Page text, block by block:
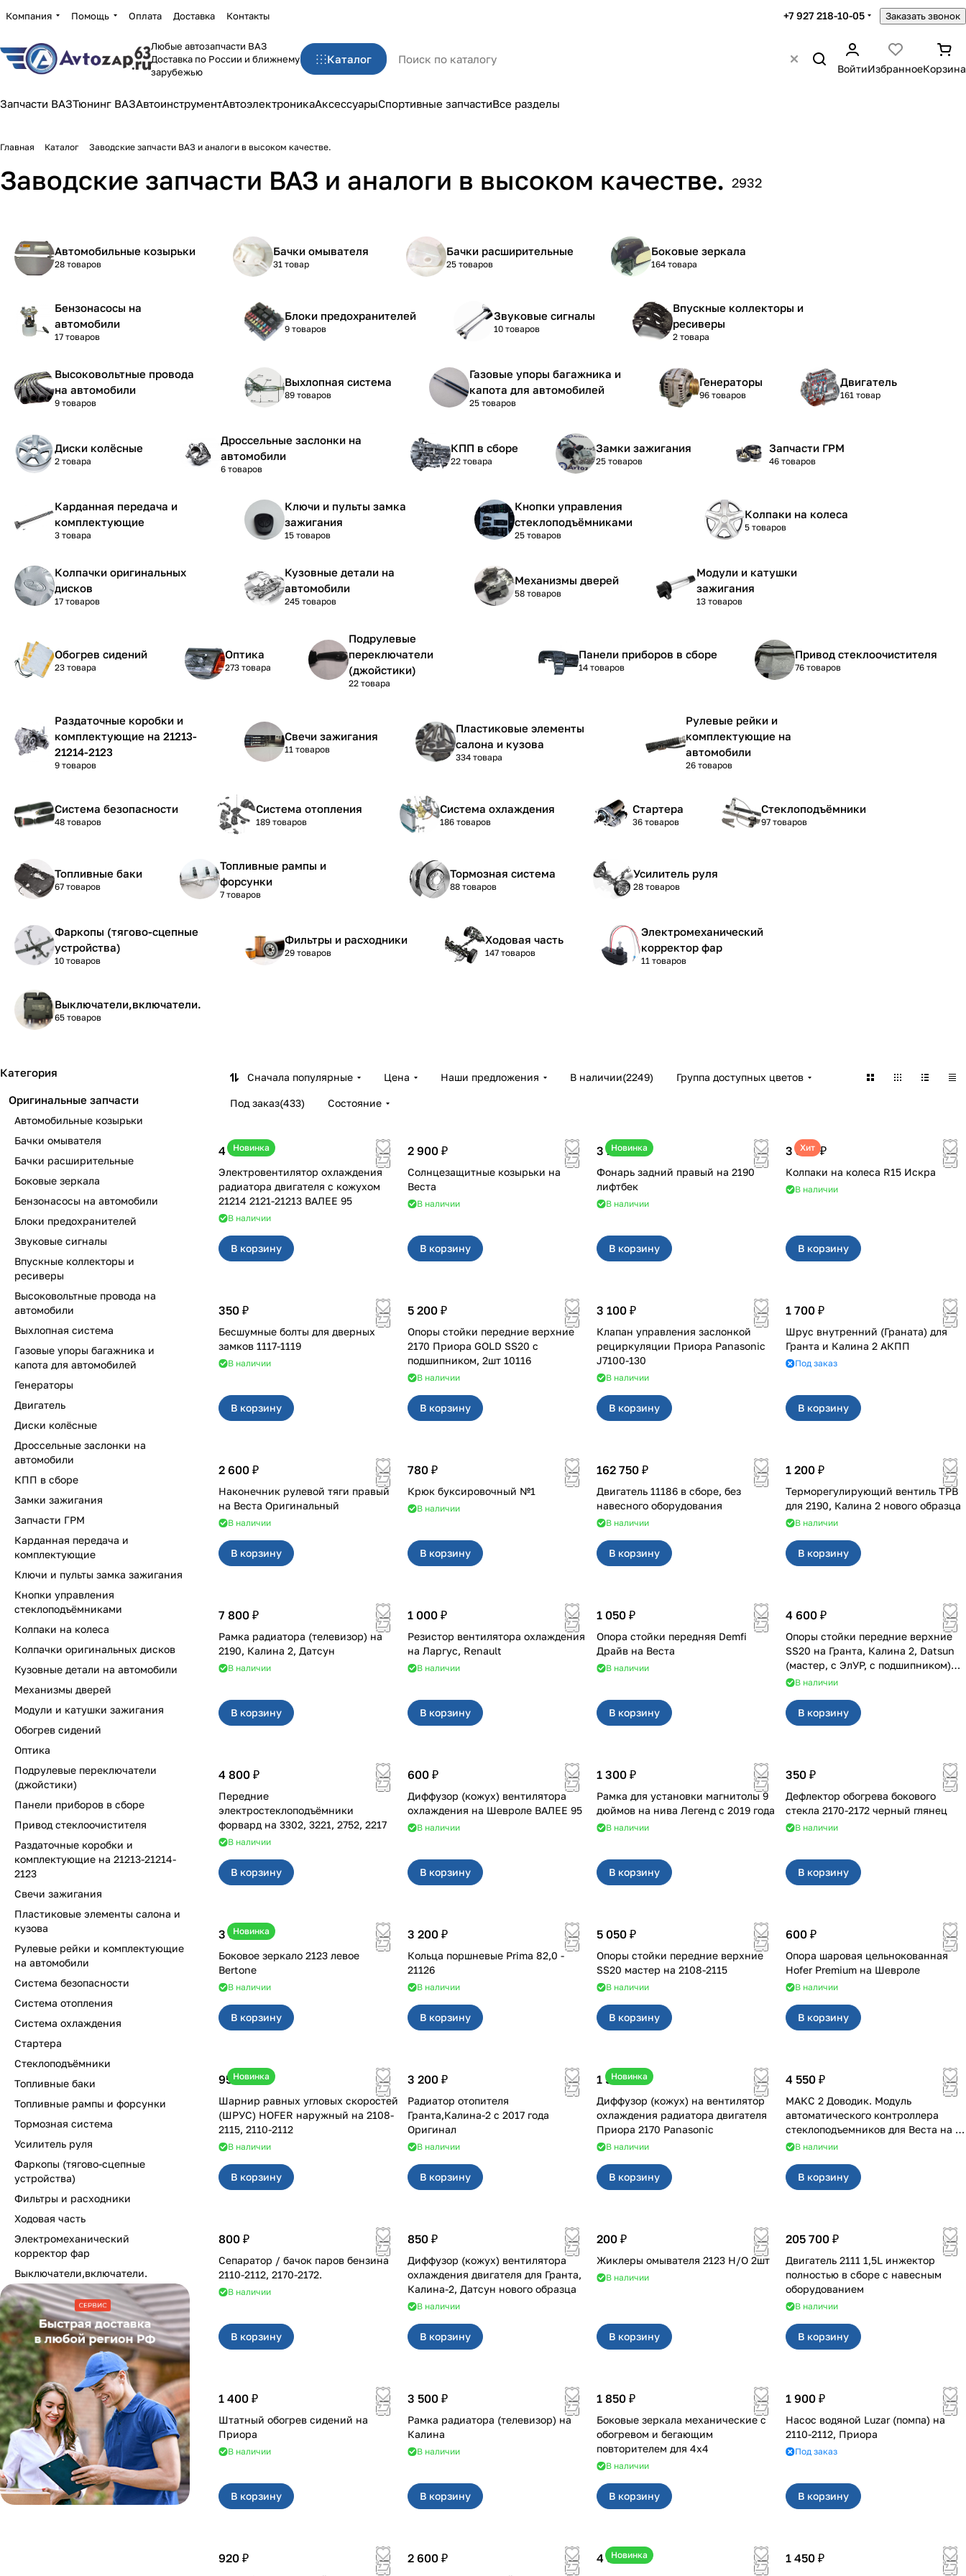
Компания Помощь Оплата Доставка Контакты +7 927 218-10-05 Заказать звонок
Любые автозапчасти ВАЗ
Доставка по России и ближнему
зарубежью
Каталог
ВойтиИзбранноеКорзина
Запчасти ВАЗТюнинг ВАЗАвтоинструментАвтоэлектроникаАксессуарыСпортивные запчастиВсе разделы
Главная Каталог Заводские запчасти ВАЗ и аналоги в высоком качестве.
Заводские запчасти ВАЗ и аналоги в высоком качестве. 2932
Автомобильные козырьки
28 товаров
Бачки омывателя
31 товар
Бачки расширительные
25 товаров
Боковые зеркала
164 товара
Бензонасосы на
автомобили
17 товаров
Блоки предохранителей
9 товаров
Звуковые сигналы
10 товаров
Впускные коллекторы и
ресиверы
2 товара
Высоковольтные провода
на автомобили
9 товаров
Выхлопная система
89 товаров
Газовые упоры багажника и
капота для автомобилей
25 товаров
Генераторы
96 товаров
Двигатель
161 товар
Диски колёсные
2 товара
Дроссельные заслонки на
автомобили
6 товаров
КПП в сборе
22 товара
Замки зажигания
25 товаров
Запчасти ГРМ
46 товаров
Карданная передача и
комплектующие
3 товара
Ключи и пульты замка
зажигания
15 товаров
Кнопки управления
стеклоподъёмниками
25 товаров
Колпаки на колеса
5 товаров
Колпачки оригинальных
дисков
17 товаров
Кузовные детали на
автомобили
245 товаров
Механизмы дверей
58 товаров
Модули и катушки
зажигания
13 товаров
Обогрев сидений
23 товара
Оптика
273 товара
Подрулевые
переключатели
(джойстики)
22 товара
Панели приборов в сборе
14 товаров
Привод стеклоочистителя
76 товаров
Раздаточные коробки и
комплектующие на 21213-
21214-2123
9 товаров
Свечи зажигания
11 товаров
Пластиковые элементы
салона и кузова
334 товара
Рулевые рейки и
комплектующие на
автомобили
26 товаров
Система безопасности
48 товаров
Система отопления
189 товаров
Система охлаждения
186 товаров
Стартера
36 товаров
Стеклоподъёмники
97 товаров
Топливные баки
67 товаров
Топливные рампы и
форсунки
7 товаров
Тормозная система
88 товаров
Усилитель руля
28 товаров
Фаркопы (тягово-сцепные
устройства)
10 товаров
Фильтры и расходники
29 товаров
Ходовая часть
147 товаров
Электромеханический
корректор фар
11 товаров
Выключатели,включатели.
65 товаров
Сначала популярные Цена Наши предложения В наличии(2249) Группа доступных цветов
Под заказ(433) Состояние
Новинка
4 600 ₽
Электровентилятор охлаждения
радиатора двигателя с кожухом
21214 2121-21213 ВАЛЕЕ 95
В наличии
В корзину
2 900 ₽
Солнцезащитные козырьки на
Веста
В наличии
В корзину
Новинка
3 100 ₽
Фонарь задний правый на 2190
лифтбек
В наличии
В корзину
Хит
3 380 ₽
Колпаки на колеса R15 Искра
В наличии
В корзину
350 ₽
Бесшумные болты для дверных
замков 1117-1119
В наличии
В корзину
5 200 ₽
Опоры стойки передние верхние
2170 Приора GOLD SS20 с
подшипником, 2шт 10116
В наличии
В корзину
3 100 ₽
Клапан управления заслонкой
рециркуляции Приора Panasonic
J7100-130
В наличии
В корзину
1 700 ₽
Шрус внутренний (Граната) для
Гранта и Калина 2 АКПП
Под заказ
В корзину
2 600 ₽
Наконечник рулевой тяги правый
на Веста Оригинальный
В наличии
В корзину
780 ₽
Крюк буксировочный №1
В наличии
В корзину
162 750 ₽
Двигатель 11186 в сборе, без
навесного оборудования
В наличии
В корзину
1 200 ₽
Терморегулирующий вентиль ТРВ
для 2190, Калина 2 нового образца
В наличии
В корзину
7 800 ₽
Рамка радиатора (телевизор) на
2190, Калина 2, Датсун
В наличии
В корзину
1 000 ₽
Резистор вентилятора охлаждения
на Ларгус, Renault
В наличии
В корзину
1 050 ₽
Опора стойки передняя Demfi
Драйв на Веста
В наличии
В корзину
4 600 ₽
Опоры стойки передние верхние
SS20 на Гранта, Калина 2, Datsun
(мастер, с ЭлУР, с подшипником)
2шт 10123
В наличии
В корзину
4 800 ₽
Передние
электростеклоподъёмники
форвард на 3302, 3221, 2752, 2217
В наличии
В корзину
600 ₽
Диффузор (кожух) вентилятора
охлаждения на Шевроле ВАЛЕЕ 95
В наличии
В корзину
1 300 ₽
Рамка для установки магнитолы 9
дюймов на нива Легенд с 2019 года
В наличии
В корзину
350 ₽
Дефлектор обогрева бокового
стекла 2170-2172 черный глянец
В наличии
В корзину
Новинка
3 500 ₽
Боковое зеркало 2123 левое
Bertone
В наличии
В корзину
3 200 ₽
Кольца поршневые Prima 82,0 -
21126
В наличии
В корзину
5 050 ₽
Опоры стойки передние верхние
SS20 мастер на 2108-2115
В наличии
В корзину
600 ₽
Опора шаровая цельнокованная
Hofer Premium на Шевроле
В наличии
В корзину
Новинка
950 ₽
Шарнир равных угловых скоростей
(ШРУС) HOFER наружный на 2108-
2115, 2110-2112
В наличии
В корзину
3 200 ₽
Радиатор отопителя
Гранта,Калина-2 с 2017 года
Оригинал
В наличии
В корзину
Новинка
1 500 ₽
Диффузор (кожух) на вентилятор
охлаждения радиатора двигателя
Приора 2170 Panasonic
В наличии
В корзину
4 550 ₽
МАКС 2 Доводик. Модуль
автоматического контроллера
стеклоподъемников для Веста на 4
двери
В наличии
В корзину
800 ₽
Сепаратор / бачок паров бензина
2110-2112, 2170-2172.
В наличии
В корзину
850 ₽
Диффузор (кожух) вентилятора
охлаждения двигателя для Гранта,
Калина-2, Датсун нового образца
В наличии
В корзину
200 ₽
Жиклеры омывателя 2123 Н/О 2шт
В наличии
В корзину
205 700 ₽
Двигатель 2111 1,5L инжектор
полностью в сборе с навесным
оборудованием
В наличии
В корзину
1 400 ₽
Штатный обогрев сидений на
Приора
В наличии
В корзину
3 500 ₽
Рамка радиатора (телевизор) на
Калина
В наличии
В корзину
1 850 ₽
Боковые зеркала механические с
обогревом и бегающим
повторителем для 4х4
В наличии
В корзину
1 900 ₽
Насос водяной Luzar (помпа) на
2110-2112, Приора
Под заказ
В корзину
920 ₽ 2 600 ₽ Новинка
4 550 ₽ 1 450 ₽
Категория
Оригинальные запчасти
Автомобильные козырьки
Бачки омывателя
Бачки расширительные
Боковые зеркала
Бензонасосы на автомобили
Блоки предохранителей
Звуковые сигналы
Впускные коллекторы и
ресиверы
Высоковольтные провода на
автомобили
Выхлопная система
Газовые упоры багажника и
капота для автомобилей
Генераторы
Двигатель
Диски колёсные
Дроссельные заслонки на
автомобили
КПП в сборе
Замки зажигания
Запчасти ГРМ
Карданная передача и
комплектующие
Ключи и пульты замка зажигания
Кнопки управления
стеклоподъёмниками
Колпаки на колеса
Колпачки оригинальных дисков
Кузовные детали на автомобили
Механизмы дверей
Модули и катушки зажигания
Обогрев сидений
Оптика
Подрулевые переключатели
(джойстики)
Панели приборов в сборе
Привод стеклоочистителя
Раздаточные коробки и
комплектующие на 21213-21214-
2123
Свечи зажигания
Пластиковые элементы салона и
кузова
Рулевые рейки и комплектующие
на автомобили
Система безопасности
Система отопления
Система охлаждения
Стартера
Стеклоподъёмники
Топливные баки
Топливные рампы и форсунки
Тормозная система
Усилитель руля
Фаркопы (тягово-сцепные
устройства)
Фильтры и расходники
Ходовая часть
Электромеханический
корректор фар
Выключатели,включатели.